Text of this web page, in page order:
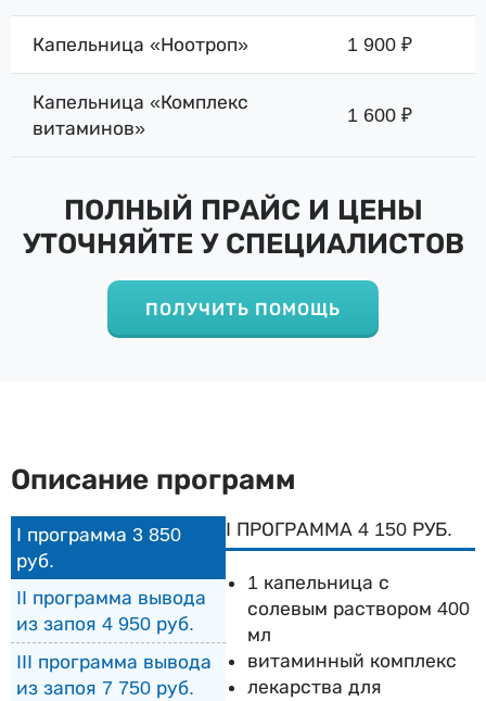
Капельница «Ноотроп» 1 900 ₽
Капельница «Комплекс
витаминов»
1 600 ₽
ПОЛНЫЙ ПРАЙС И ЦЕНЫ
УТОЧНЯЙТЕ У СПЕЦИАЛИСТОВ
ПОЛУЧИТЬ ПОМОЩЬ
Описание программ
I программа 3 850
руб.
II программа вывода
из запоя 4 950 руб.
III программа вывода
из запоя 7 750 руб.
I ПРОГРАММА 4 150 РУБ.
1 капельница с
солевым раствором 400
мл
витаминный комплекс
лекарства для